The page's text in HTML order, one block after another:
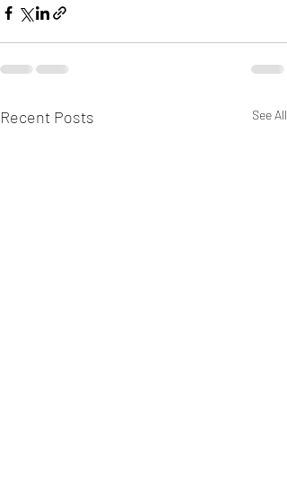
Recent Posts See All